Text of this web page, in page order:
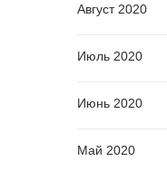
Август 2020
Июль 2020
Июнь 2020
Май 2020